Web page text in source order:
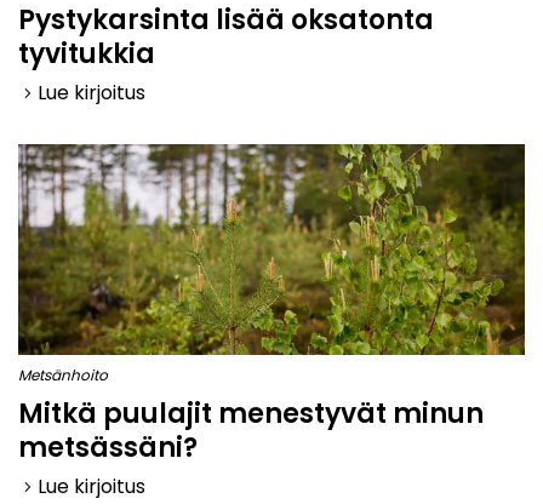
Pystykarsinta lisää oksatonta
tyvitukkia
keyboard_arrow_right Lue kirjoitus
Metsänhoito
Mitkä puulajit menestyvät minun
metsässäni?
keyboard_arrow_right Lue kirjoitus